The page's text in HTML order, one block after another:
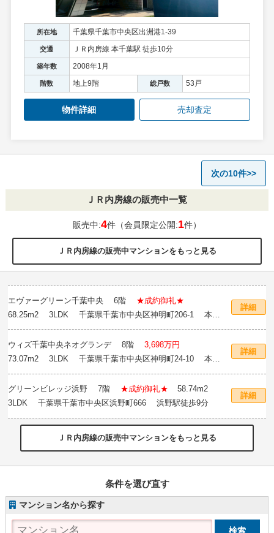
所在地 千葉県千葉市中央区出洲港1-39
交通 ＪＲ内房線 本千葉駅 徒歩10分
築年数 2008年1月
階数 地上9階 総戸数 53戸
物件詳細 売却査定
次の10件>>
ＪＲ内房線の販売中一覧
販売中:4件（会員限定公開:1件）
ＪＲ内房線の販売中マンションをもっと見る
エヴァーグリーン千葉中央 6階 ★成約御礼★
68.25m2 3LDK 千葉県千葉市中央区神明町206-1 本千
葉駅徒歩8分
詳細
ウィズ千葉中央ネオグランデ 8階3,698万円
73.07m2 3LDK 千葉県千葉市中央区神明町24-10 本千
葉駅徒歩4分
詳細
グリーンビレッジ浜野 7階 ★成約御礼★ 58.74m2
3LDK 千葉県千葉市中央区浜野町666 浜野駅徒歩9分
詳細
ＪＲ内房線の販売中マンションをもっと見る
条件を選び直す
マンション名から探す